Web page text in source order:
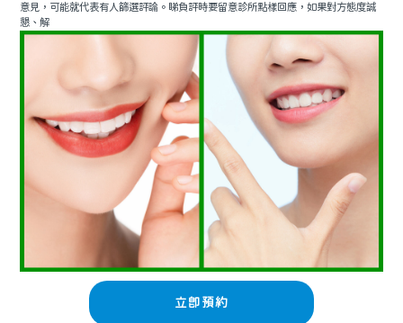
意見，可能就代表有人篩選評論。睇負評時要留意診所點樣回應，如果對方態度誠
懇、解
立即預約